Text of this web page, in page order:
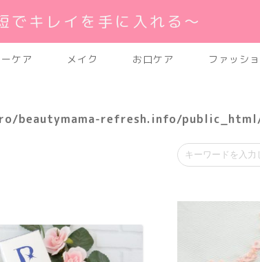
でキレイを手に入れる～
ケア メイク お口ケア ファッシ
beautymama-refresh.info/